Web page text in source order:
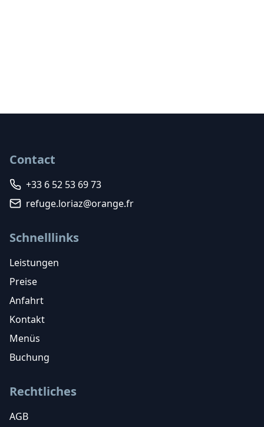
Contact
+33 6 52 53 69 73
refuge.loriaz@orange.fr
Schnelllinks
Leistungen
Preise
Anfahrt
Kontakt
Menüs
Buchung
Rechtliches
AGB